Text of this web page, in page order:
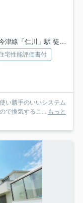
線「仁川」駅 徒歩35分
宅性能評価書付
い勝手のいいシステム
で換気するこ... もっと